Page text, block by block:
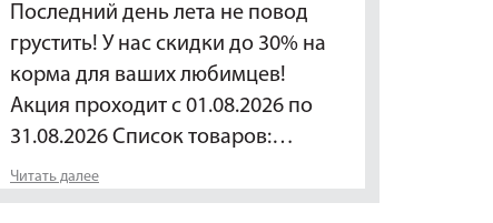
Последний день лета не повод
грустить! У нас скидки до 30% на
корма для ваших любимцев!
Акция проходит с 01.08.2026 по
31.08.2026 Список товаров:…
Читать далее